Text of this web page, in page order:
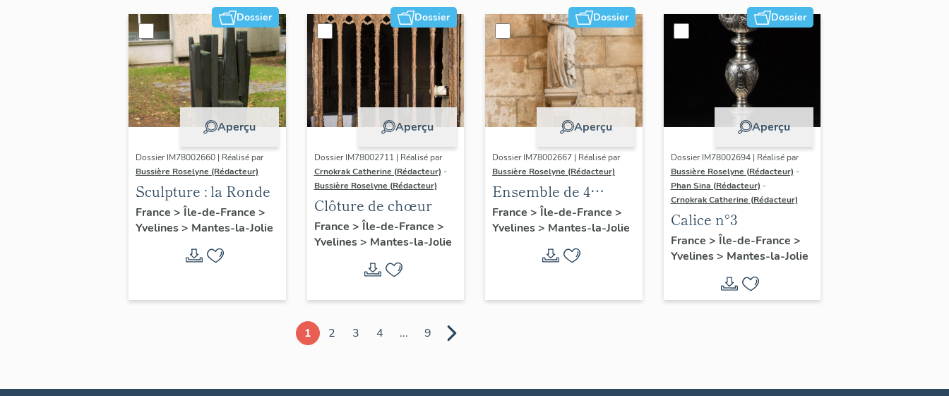
Dossier
Aperçu
Dossier IM78002660 | Réalisé par
Bussière Roselyne (Rédacteur)
Sculpture : la Ronde
France > Île-de-France >
Yvelines> Mantes-la-Jolie
Dossier
Aperçu
Dossier IM78002711 | Réalisé par
Crnokrak Catherine (Rédacteur) -
Bussière Roselyne (Rédacteur)
Clôture de chœur
France > Île-de-France >
Yvelines> Mantes-la-Jolie
Dossier
Aperçu
Dossier IM78002667 | Réalisé par
Bussière Roselyne (Rédacteur)
Ensemble de 4
statues
France > Île-de-France >
Yvelines> Mantes-la-Jolie
Dossier
Aperçu
Dossier IM78002694 | Réalisé par
Bussière Roselyne (Rédacteur) -
Phan Sina (Rédacteur) -
Crnokrak Catherine (Rédacteur)
Calice n°3
France > Île-de-France >
Yvelines> Mantes-la-Jolie
1 2 3 4 ... 9